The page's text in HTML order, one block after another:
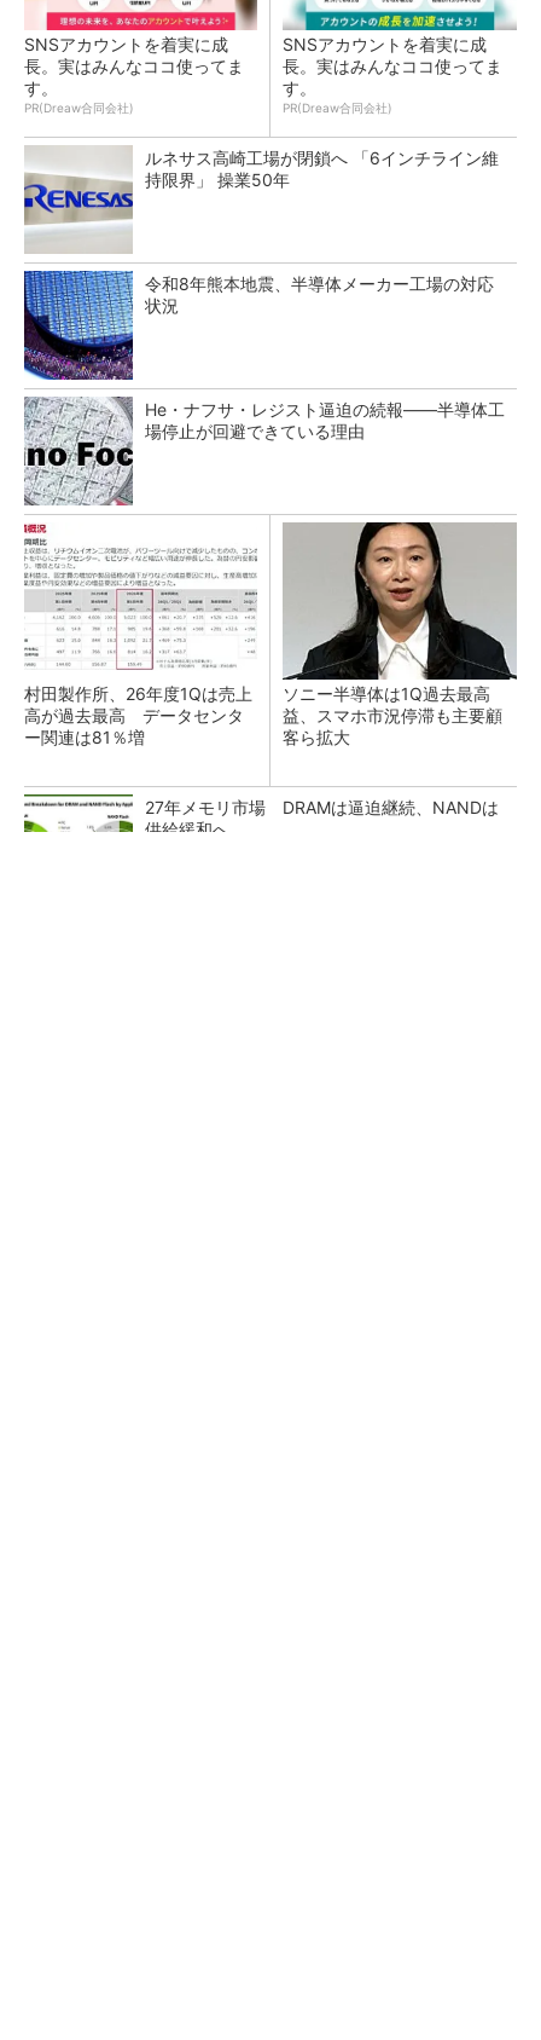
SNSアカウントを着実に成
長。実はみんなココ使ってま
す。
PR(Dreaw合同会社)
SNSアカウントを着実に成
長。実はみんなココ使ってま
す。
PR(Dreaw合同会社)
ルネサス高崎工場が閉鎖へ 「6インチライン維
持限界」 操業50年
令和8年熊本地震、半導体メーカー工場の対応
状況
He・ナフサ・レジスト逼迫の続報――半導体工
場停止が回避できている理由
村田製作所、26年度1Qは売上
高が過去最高 データセンタ
ー関連は81％増
ソニー半導体は1Q過去最高
益、スマホ市況停滞も主要顧
客ら拡大
27年メモリ市場 DRAMは逼迫継続、NANDは
供給緩和へ